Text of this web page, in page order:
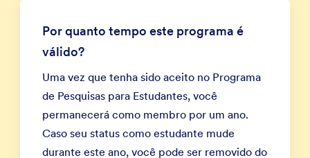
Por quanto tempo este programa é
válido?
Uma vez que tenha sido aceito no Programa
de Pesquisas para Estudantes, você
permanecerá como membro por um ano.
Caso seu status como estudante mude
durante este ano, você pode ser removido do